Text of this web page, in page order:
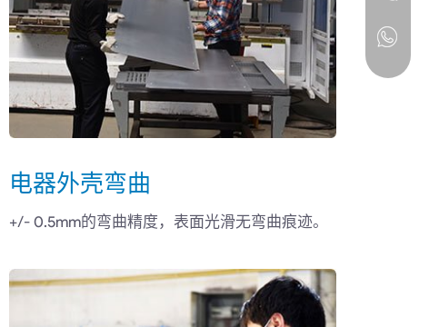
电器外壳弯曲
+/- 0.5mm的弯曲精度，表面光滑无弯曲痕迹。